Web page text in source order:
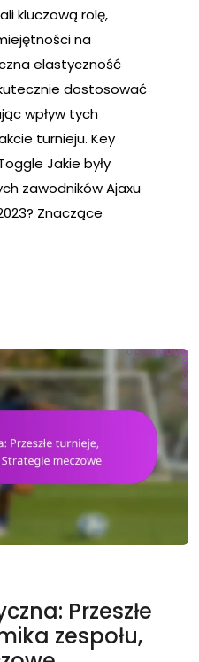
kluczową rolę,
na
elastyczność
dostosować
wpływ tych
turnieju. Key
Jakie były
zawodników Ajaxu
Znaczące
Przeszłe
zespołu,